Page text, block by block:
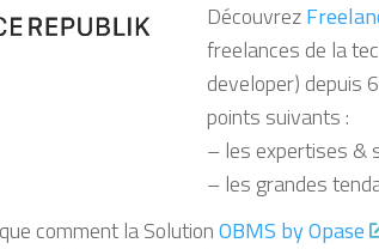
Découvrez
freelances de la
developer) depuis
points suivants :
– les expertises &
– les grandes
comment la SolutionOBMS by Opase